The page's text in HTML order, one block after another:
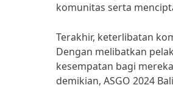
komunitas serta
Terakhir, keterlibatan
Dengan melibatkan
kesempatan bagi
demikian, ASGO 2024